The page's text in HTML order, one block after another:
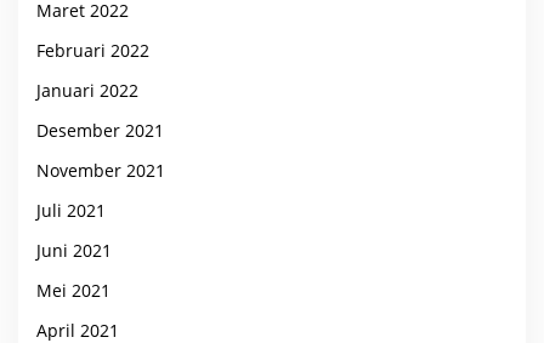
Maret 2022
Februari 2022
Januari 2022
Desember 2021
November 2021
Juli 2021
Juni 2021
Mei 2021
April 2021